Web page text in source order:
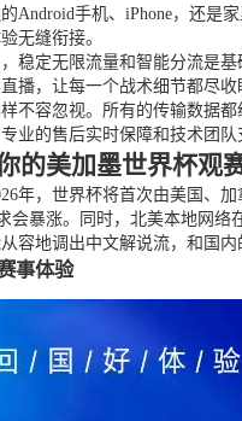
Android手机、iPhone，还是
无缝衔接。
稳定无限流量和智能分流是基
播，让每一个战术细节都尽收
不容忽视。所有的传输数据
业的售后实时保障和技术团
的美加墨世界杯观
年，世界杯将首次由美国、
会暴涨。同时，北美本地网
容地调出中文解说流，和国
事体验